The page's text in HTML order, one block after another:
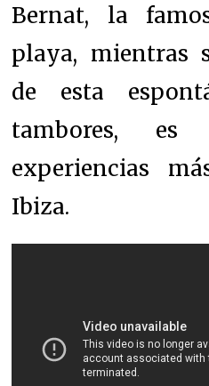
Bernat, la
playa, mientras
de esta
tambores,
experiencias
Ibiza.